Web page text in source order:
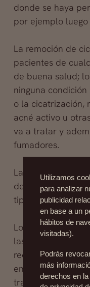
donde se haya
por ejemplo
La remoción de
pacientes de
de buena salud;
ninguna
o la cicatrización,
acné activo u
va a tratar y
fumadores.
La mejoría que
dependerá de
tipo y localización
Los tratamientos
las heridas, así
reducen la
en la piel. El
tratamiento de
Utilizamos
para analizar
publicidad
en base a un
hábitos de
visitadas).
Podrás
más
derechos en la